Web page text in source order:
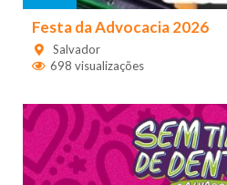
Festa da Advocacia 2026
Salvador
698 visualizações